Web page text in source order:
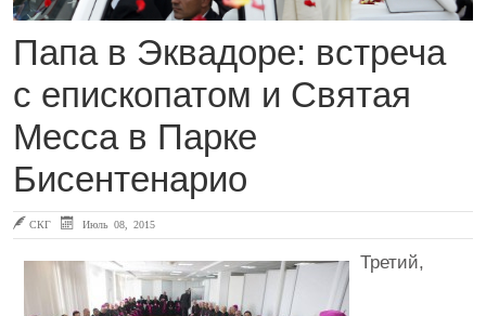
Папа в Эквадоре: встреча
с епископатом и Святая
Месса в Парке
Бисентенарио
СКГ Июль 08, 2015
Третий,